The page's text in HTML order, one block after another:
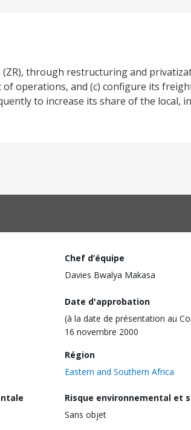
through restructuring and
operations, and (c) configure its
to increase its share of the local,
Chef d’équipe
Davies Bwalya Makasa
Date d'approbation
(à la date de présentation au
16 novembre 2000
Région
Eastern and Southern Africa
Risque environnemental et
Sans objet